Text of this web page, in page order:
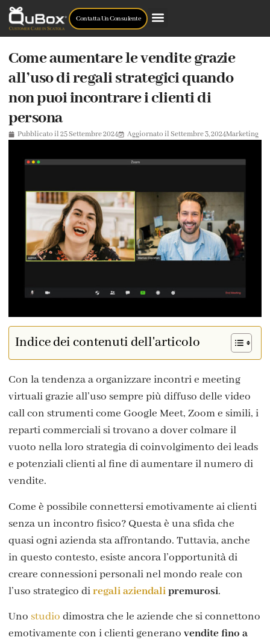
Contatta Un Consulente
Come aumentare le vendite grazie
all’uso di regali strategici quando
non puoi incontrare i clienti di
persona
Pubblicato il 25 Settembre 2024 Aggiornato il Settembre 3, 2024Marketing
Indice dei contenuti dell'articolo
Con la tendenza a organizzare incontri e meeting
virtuali grazie all’uso sempre più diffuso delle video
call con strumenti come Google Meet, Zoom e simili, i
reparti commerciali si trovano a dover colmare il
vuoto nella loro strategia di coinvolgimento dei leads
e potenziali clienti al fine di aumentare il numero di
vendite.
Come è possibile connettersi emotivamente ai clienti
senza un incontro fisico? Questa è una sfida che
quasi ogni azienda sta affrontando. Tuttavia, anche
in questo contesto, esiste ancora l’opportunità di
creare connessioni personali nel mondo reale con
l’uso strategico diregali aziendalipremurosi.
Uno studio dimostra che le aziende che si connettono
emotivamente con i clienti generano vendite fino a